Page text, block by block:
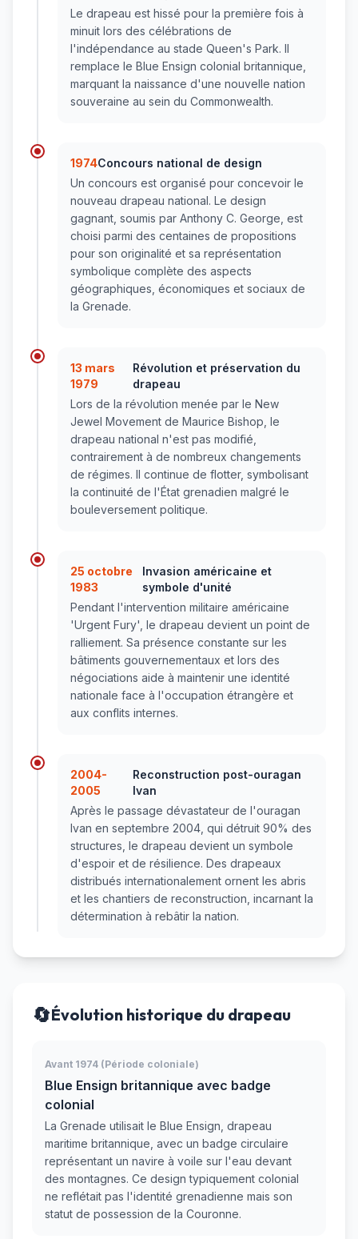
Le drapeau est hissé pour la première fois à
minuit lors des célébrations de
l'indépendance au stade Queen's Park. Il
remplace le Blue Ensign colonial britannique,
marquant la naissance d'une nouvelle nation
souveraine au sein du Commonwealth.
1974Concours national de design
Un concours est organisé pour concevoir le
nouveau drapeau national. Le design
gagnant, soumis par Anthony C. George, est
choisi parmi des centaines de propositions
pour son originalité et sa représentation
symbolique complète des aspects
géographiques, économiques et sociaux de
la Grenade.
13 mars
1979
Révolution et préservation du
drapeau
Lors de la révolution menée par le New
Jewel Movement de Maurice Bishop, le
drapeau national n'est pas modifié,
contrairement à de nombreux changements
de régimes. Il continue de flotter, symbolisant
la continuité de l'État grenadien malgré le
bouleversement politique.
25 octobre
1983
Invasion américaine et
symbole d'unité
Pendant l'intervention militaire américaine
'Urgent Fury', le drapeau devient un point de
ralliement. Sa présence constante sur les
bâtiments gouvernementaux et lors des
négociations aide à maintenir une identité
nationale face à l'occupation étrangère et
aux conflits internes.
2004-
2005
Reconstruction post-ouragan
Ivan
Après le passage dévastateur de l'ouragan
Ivan en septembre 2004, qui détruit 90% des
structures, le drapeau devient un symbole
d'espoir et de résilience. Des drapeaux
distribués internationalement ornent les abris
et les chantiers de reconstruction, incarnant la
détermination à rebâtir la nation.
🔄Évolution historique du drapeau
Avant 1974 (Période coloniale)
Blue Ensign britannique avec badge
colonial
La Grenade utilisait le Blue Ensign, drapeau
maritime britannique, avec un badge circulaire
représentant un navire à voile sur l'eau devant
des montagnes. Ce design typiquement colonial
ne reflétait pas l'identité grenadienne mais son
statut de possession de la Couronne.